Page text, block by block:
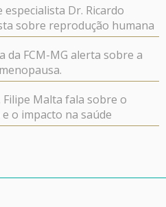
Dr. Ricardo
sobre reprodução humana
da FCM-MG alerta sobre a
Filipe Malta fala sobre o
o impacto na saúde